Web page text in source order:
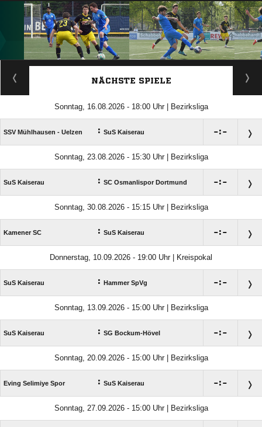
ANZEIGE
NÄCHSTE SPIELE
Sonntag, 16.08.2026 - 18:00 Uhr | Bezirksliga
SSV Mühlhausen - Uelzen : SuS Kaiserau :
Sonntag, 23.08.2026 - 15:30 Uhr | Bezirksliga
SuS Kaiserau : SC Osmanlispor Dortmund :
Sonntag, 30.08.2026 - 15:15 Uhr | Bezirksliga
Kamener SC : SuS Kaiserau :
Donnerstag, 10.09.2026 - 19:00 Uhr | Kreispokal
SuS Kaiserau : Hammer SpVg :
Sonntag, 13.09.2026 - 15:00 Uhr | Bezirksliga
SuS Kaiserau : SG Bockum-Hövel :
Sonntag, 20.09.2026 - 15:00 Uhr | Bezirksliga
Eving Selimiye Spor : SuS Kaiserau :
Sonntag, 27.09.2026 - 15:00 Uhr | Bezirksliga